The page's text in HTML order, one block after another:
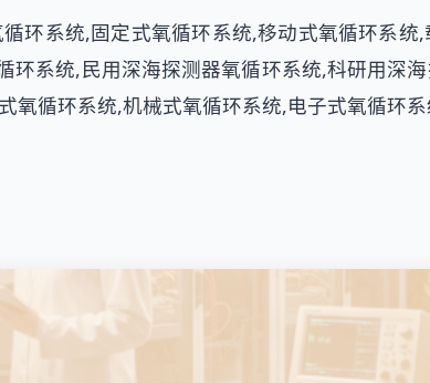
环系统,固定式氧循环系统,移动式氧循环系
系统,民用深海探测器氧循环系统,科研用深
氧循环系统,机械式氧循环系统,电子式氧循环